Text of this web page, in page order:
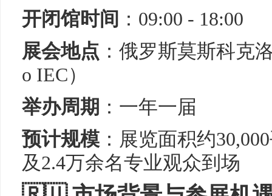
开闭馆时间 ：09:00 - 18:00
展会地点 ：俄罗斯莫斯科克
o IEC）
举办周期 ：一年一届
预计规模 ：展览面积约
及2.4万余名专业观众到场